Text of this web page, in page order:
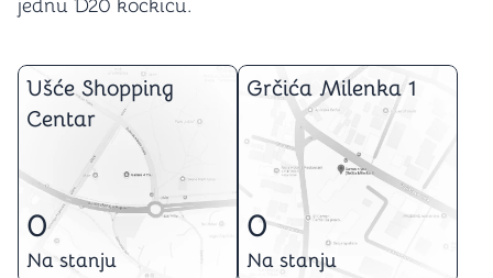
jednu D20 kockicu.
Ušće Shopping
Centar
0
Na stanju
Grčića Milenka 1
0
Na stanju